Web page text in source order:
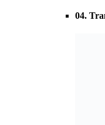
04.